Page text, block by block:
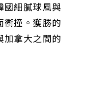
國細膩球風與
衝撞。獲勝的
加拿大之間的